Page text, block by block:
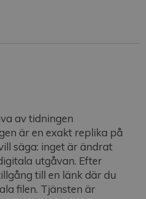
i
av tidningen
är en exakt replika på
säga: inget är ändrat
utgåvan. Efter
till en länk där du
filen. Tjänsten är